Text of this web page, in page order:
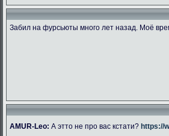
Забил на фурсьюты много лет назад. Моё
AMUR-Leo: А этто не про вас кстати? https://